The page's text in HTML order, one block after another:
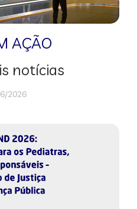
AÇÃO
notícias
2026